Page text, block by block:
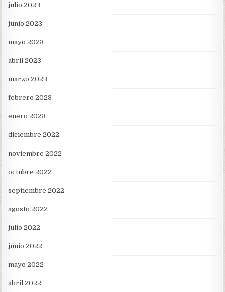
julio 2023
junio 2023
mayo 2023
abril 2023
marzo 2023
febrero 2023
enero 2023
diciembre 2022
noviembre 2022
octubre 2022
septiembre 2022
agosto 2022
julio 2022
junio 2022
mayo 2022
abril 2022